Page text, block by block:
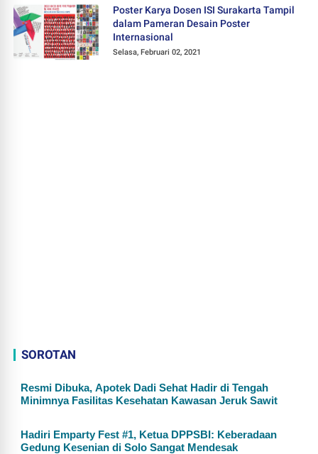
Poster Karya Dosen ISI Surakarta Tampil
dalam Pameran Desain Poster
Internasional
Selasa, Februari 02, 2021
SOROTAN
Resmi Dibuka, Apotek Dadi Sehat Hadir di Tengah
Minimnya Fasilitas Kesehatan Kawasan Jeruk Sawit
Hadiri Emparty Fest #1, Ketua DPPSBI: Keberadaan
Gedung Kesenian di Solo Sangat Mendesak